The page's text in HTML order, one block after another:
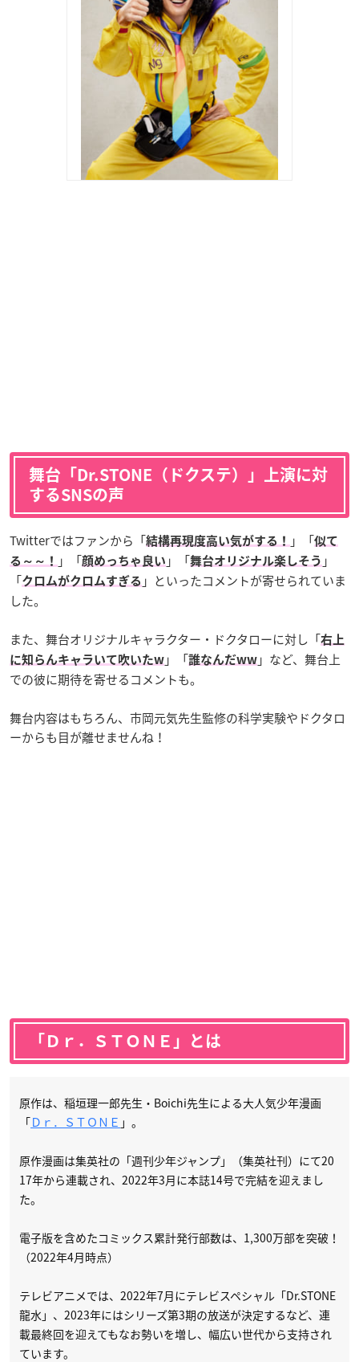
舞台「Dr.STONE（ドクステ）」上演に対
するSNSの声
Twitterではファンから「結構再現度高い気がする！ 」「似て
る～～！
」「顔めっちゃ良い 」「舞台オリジナル楽しそう 」
「クロムがクロムすぎる 」といったコメントが寄せられていま
した。
また、舞台オリジナルキャラクター・ドクタローに対し「右上
に知らんキャラいて吹いたw 」「誰なんだww 」など、舞台上
での彼に期待を寄せるコメントも。
舞台内容はもちろん、市岡元気先生監修の科学実験やドクタロ
ーからも目が離せませんね！
「Ｄｒ．ＳＴＯＮＥ」とは
原作は、稲垣理一郎先生・Boichi先生による大人気少年漫画
「Ｄｒ．ＳＴＯＮＥ 」。
原作漫画は集英社の「週刊少年ジャンプ」（集英社刊）にて20
17年から連載され、2022年3月に本誌14号で完結を迎えまし
た。
電子版を含めたコミックス累計発行部数は、1,300万部を突破！
（2022年4月時点）
テレビアニメでは、2022年7月にテレビスペシャル「Dr.STONE
龍水」、2023年にはシリーズ第3期の放送が決定するなど、連
載最終回を迎えてもなお勢いを増し、幅広い世代から支持され
ています。